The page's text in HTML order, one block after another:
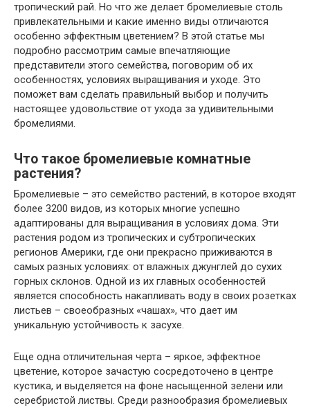
тропический рай. Но что же делает бромелиевые столь
привлекательными и какие именно виды отличаются
особенно эффектным цветением? В этой статье мы
подробно рассмотрим самые впечатляющие
представители этого семейства, поговорим об их
особенностях, условиях выращивания и уходе. Это
поможет вам сделать правильный выбор и получить
настоящее удовольствие от ухода за удивительными
бромелиями.
Что такое бромелиевые комнатные
растения?
Бромелиевые – это семейство растений, в которое входят
более 3200 видов, из которых многие успешно
адаптированы для выращивания в условиях дома. Эти
растения родом из тропических и субтропических
регионов Америки, где они прекрасно приживаются в
самых разных условиях: от влажных джунглей до сухих
горных склонов. Одной из их главных особенностей
является способность накапливать воду в своих розетках
листьев – своеобразных «чашах», что дает им
уникальную устойчивость к засухе.
Еще одна отличительная черта – яркое, эффектное
цветение, которое зачастую сосредоточено в центре
кустика, и выделяется на фоне насыщенной зелени или
серебристой листвы. Среди разнообразия бромелиевых